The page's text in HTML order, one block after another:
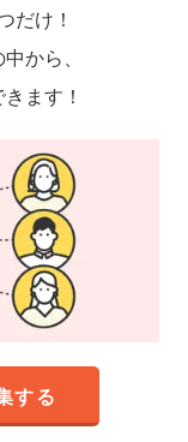
だけ！
から、
ます！
する